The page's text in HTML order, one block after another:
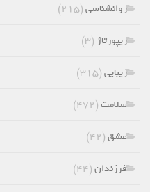
روانشناسی(۲۱۵)
ریپورتاژ(۳)
زیبایی(۳۱۵)
سلامت(۴۷۲)
عشق(۴۲)
فرزندان(۴۴)